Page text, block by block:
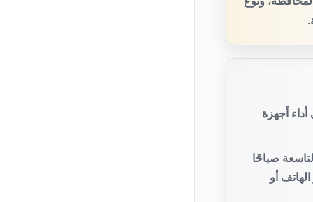
أجهزة
صباحًا
أو